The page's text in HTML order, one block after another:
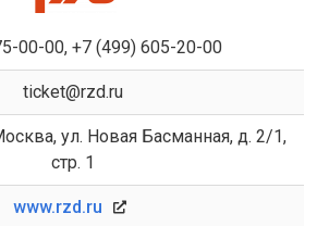
00-00, +7 (499) 605-20-00
ticket@rzd.ru
ул. Новая Басманная, д. 2/1,
стр. 1
www.rzd.ru